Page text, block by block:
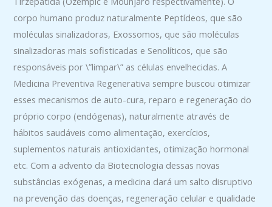
corpo humano produz naturalmente Peptídeos, que são
moléculas sinalizadoras, Exossomos, que são moléculas
sinalizadoras mais sofisticadas e Senolíticos, que são
responsáveis por \”limpar\” as células envelhecidas. A
Medicina Preventiva Regenerativa sempre buscou otimizar
esses mecanismos de auto-cura, reparo e regeneração do
próprio corpo (endógenas), naturalmente através de
hábitos saudáveis como alimentação, exercícios,
suplementos naturais antioxidantes, otimização hormonal
etc. Com a advento da Biotecnologia dessas novas
substâncias exógenas, a medicina dará um salto disruptivo
na prevenção das doenças, regeneração celular e qualidade